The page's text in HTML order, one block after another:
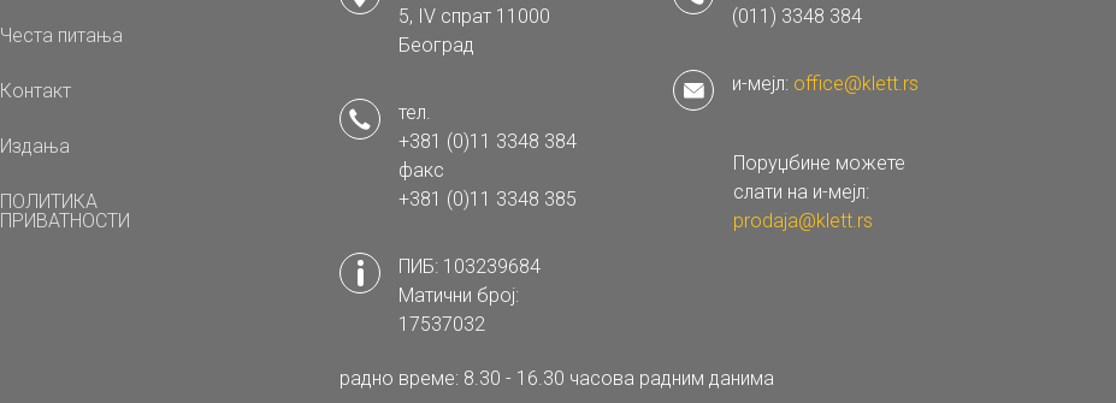
Честа питања
Контакт
Издања
ПОЛИТИКА
ПРИВАТНОСТИ
5, IV спрат 11000
Београд
тел.
+381 (0)11 3348 384
факс
+381 (0)11 3348 385
ПИБ: 103239684
Матични број:
17537032
(011) 3348 384
и-мејл: office@klett.rs
Поруџбине можете
слати на и-мејл:
prodaja@klett.rs
радно време: 8.30 - 16.30 часова радним данима